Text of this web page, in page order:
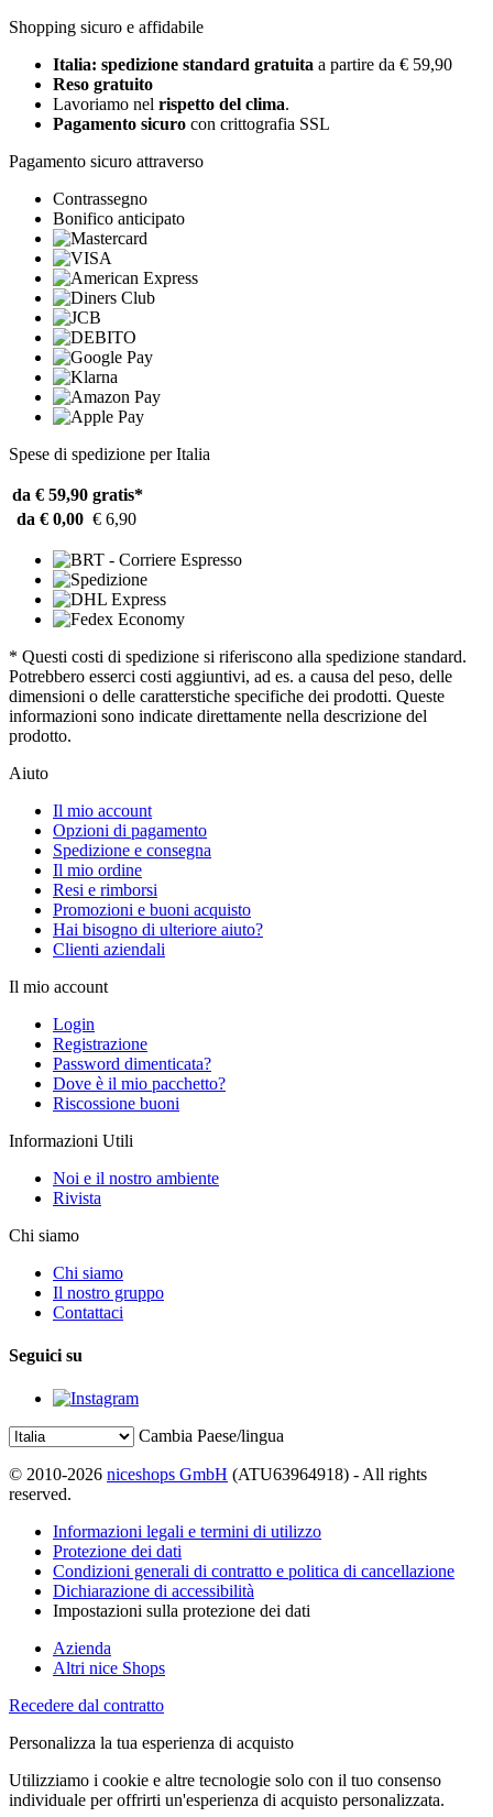
Shopping sicuro e affidabile
Italia: spedizione standard gratuita a partire da € 59,90
Reso gratuito
Lavoriamo nel rispetto del clima.
Pagamento sicuro con crittografia SSL
Pagamento sicuro attraverso
Contrassegno
Bonifico anticipato
Spese di spedizione per Italia
da € 59,90 gratis*
da € 0,00 € 6,90
* Questi costi di spedizione si riferiscono alla spedizione standard.
Potrebbero esserci costi aggiuntivi, ad es. a causa del peso, delle
dimensioni o delle caratterstiche specifiche dei prodotti. Queste
informazioni sono indicate direttamente nella descrizione del
prodotto.
Aiuto
Il mio account
Opzioni di pagamento
Spedizione e consegna
Il mio ordine
Resi e rimborsi
Promozioni e buoni acquisto
Hai bisogno di ulteriore aiuto?
Clienti aziendali
Il mio account
Login
Registrazione
Password dimenticata?
Dove è il mio pacchetto?
Riscossione buoni
Informazioni Utili
Noi e il nostro ambiente
Rivista
Chi siamo
Chi siamo
Il nostro gruppo
Contattaci
Seguici su
Cambia Paese/lingua
© 2010-2026 niceshops GmbH (ATU63964918) - All rights
reserved.
Informazioni legali e termini di utilizzo
Protezione dei dati
Condizioni generali di contratto e politica di cancellazione
Dichiarazione di accessibilità
Impostazioni sulla protezione dei dati
Azienda
Altri nice Shops
Recedere dal contratto
Personalizza la tua esperienza di acquisto
Utilizziamo i cookie e altre tecnologie solo con il tuo consenso
individuale per offrirti un'esperienza di acquisto personalizzata.